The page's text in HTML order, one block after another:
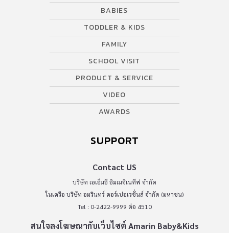
BABIES
TODDLER & KIDS
FAMILY
SCHOOL VISIT
PRODUCT & SERVICE
VIDEO
AWARDS
SUPPORT
Contact US
บริษัท เอเอ็มอี อิมเมจิเนทีฟ จำกัด
ในเครือ บริษัท อมรินทร์ คอร์เปอเรชั่นส์ จำกัด (มหาชน)
Tel : 0-2422-9999 ต่อ 4510
สนใจลงโฆษณากับเว็บไซต์ Amarin Baby&Kids